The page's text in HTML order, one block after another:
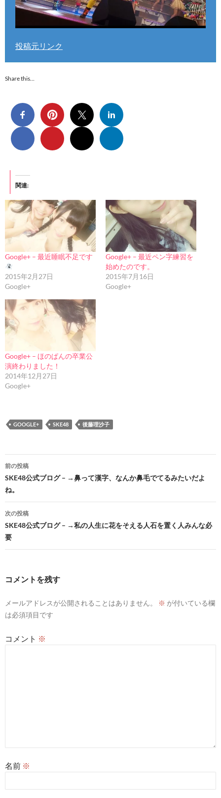
投稿元リンク
Share this…
関連
Google+ – 最近睡眠不足です
2015年2月27日
Google+
Google+ – 最近ペン字練習を
始めたのです。
2015年7月16日
Google+
Google+ – ほのぱんの卒業公
演終わりました！
2014年12月27日
Google+
GOOGLE+ SKE48 後藤理沙子
投
稿
ナ
ビ
ゲ
ー
ョ
ン
前の投稿
SKE48公式ブログ – →鼻って漢字、なんか鼻毛でてるみたいだよ
ね。
次の投稿
SKE48公式ブログ – →私の人生に花をそえる人石を置く人みんな必
要
コメントを残す
メールアドレスが公開されることはありません。 ※ が付いている欄
は必須項目です
コメント ※
名前 ※